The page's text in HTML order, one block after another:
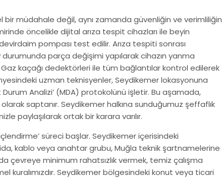
müdahale değil, aynı zamanda güvenliğin ve verimliliğin
öncelikle dijital arıza tespit cihazları ile beyin
pompası test edilir. Arıza tespiti sonrası
parça değişimi yapılarak cihazın yanma
kaçağı dedektörleri ile tüm bağlantılar kontrol edilerek
uzman teknisyenler, Seydikemer lokasyonuna
Analizi’ (MDA) protokolünü işletir. Bu aşamada,
olarak saptanır. Seydikemer halkına sunduğumuz şeffaflık
paylaşılarak ortak bir karara varılır.
süreci başlar. Seydikemer içerisindeki
kablo veya anahtar grubu, Muğla teknik şartnamelerine
çevreye minimum rahatsızlık vermek, temiz çalışma
kuralımızdır. Seydikemer bölgesindeki konut veya ticari